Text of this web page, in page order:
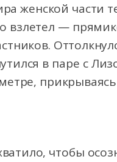
женской части
взлетел —
в паре с
чтобы